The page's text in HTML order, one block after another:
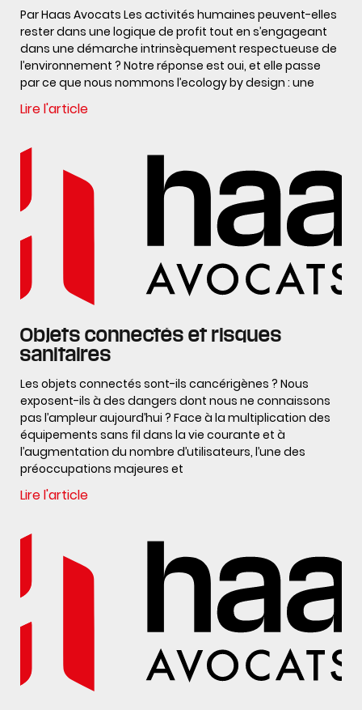
Par Haas Avocats Les activités humaines peuvent-elles
rester dans une logique de profit tout en s’engageant
dans une démarche intrinsèquement respectueuse de
l’environnement ? Notre réponse est oui, et elle passe
par ce que nous nommons l’ecology by design : une
Lire l'article
Objets connectés et risques
sanitaires
Les objets connectés sont-ils cancérigènes ? Nous
exposent-ils à des dangers dont nous ne connaissons
pas l’ampleur aujourd’hui ? Face à la multiplication des
équipements sans fil dans la vie courante et à
l’augmentation du nombre d’utilisateurs, l’une des
préoccupations majeures et
Lire l'article